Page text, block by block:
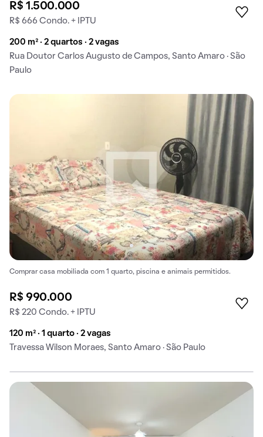
R$ 1.500.000
R$ 666 Condo. + IPTU
200 m² · 2 quartos · 2 vagas
Rua Doutor Carlos Augusto de Campos, Santo Amaro · São
Paulo
Comprar casa mobiliada com 1 quarto, piscina e animais permitidos.
R$ 990.000
R$ 220 Condo. + IPTU
120 m² · 1 quarto · 2 vagas
Travessa Wilson Moraes, Santo Amaro · São Paulo